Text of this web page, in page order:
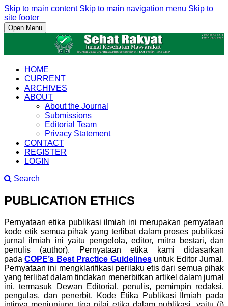
Skip to main content Skip to main navigation menu Skip to
site footer
Open Menu
HOME
CURRENT
ARCHIVES
ABOUT
About the Journal
Submissions
Editorial Team
Privacy Statement
CONTACT
REGISTER
LOGIN
Search
PUBLICATION ETHICS
Pernyataan etika publikasi ilmiah ini merupakan pernyataan
kode etik semua pihak yang terlibat dalam proses publikasi
jurnal ilmiah ini yaitu pengelola, editor, mitra bestari, dan
penulis (author). Pernyataan etika kami didasarkan
padaCOPE’s Best Practice Guidelinesuntuk Editor Jurnal.
Pernyataan ini mengklarifikasi perilaku etis dari semua pihak
yang terlibat dalam tindakan menerbitkan artikel dalam jurnal
ini, termasuk Dewan Editorial, penulis, pemimpin redaksi,
pengulas, dan penerbit. Kode Etika Publikasi Ilmiah pada